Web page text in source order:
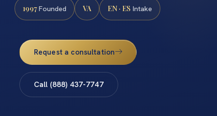
1997Founded VA EN · ES Intake
Request a consultation
Call (888) 437-7747